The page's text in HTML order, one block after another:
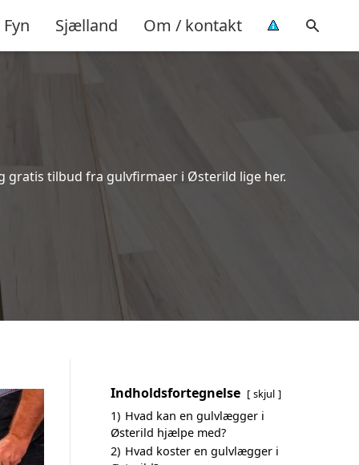
Fyn Sjælland Om / kontakt
gratis tilbud fra gulvfirmaer i Østerild lige her.
Indholdsfortegnelse skjul
1) Hvad kan en gulvlægger i
Østerild hjælpe med?
2) Hvad koster en gulvlægger i